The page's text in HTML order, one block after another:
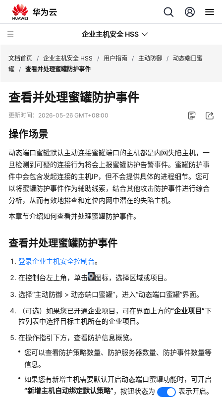
企业主机安全 HSS
最
新
动
术
画
册
产
品
介
计
费
说
快
速
入
用
户
指
文档首页 / 企业主机安全 HSS / 用户指南 / 主动防御 / 动态端口蜜
罐 / 查看并处理蜜罐防护事件
查看并处理蜜罐防护事件
更新时间： 2026-05-26 GMT+08:00
操作场景
动态端口蜜罐默认主动连接蜜罐端口的主机都是内网失陷主机，一
旦检测到可疑的连接行为将会上报蜜罐防护告警事件。蜜罐防护事
件中会包含发起连接的主机IP，但不会提供具体的进程细节。您可
以将蜜罐防护事件作为辅助线索，结合其他攻击防护事件进行综合
分析，从而有效地排查和定位内网中潜在的失陷主机。
本章节介绍如何查看并处理蜜罐防护事件。
查看并处理蜜罐防护事件
登录企业主机安全控制台。
在控制台左上角，单击
图标，选择区域或项目。
选择“主动防御 > 动态端口蜜罐”，进入“动态端口蜜罐”界面。
（可选）如果您已开通企业项目，可在界面上方的“企业项目”下
拉列表中选择目标主机所在的企业项目。
在操作指引下方，查看防护信息概览。
您可以查看防护策略数量、防护服务器数量、防护事件数量等
信息。
如果您有新增主机需要默认开启动态端口蜜罐功能时，可开启
“新增主机自动绑定默认策略”，按钮状态为 表示开启。